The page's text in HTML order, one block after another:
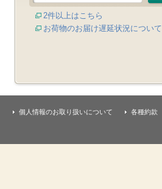
2件以上はこちら
お荷物のお届け遅延状況について
個人情報のお取り扱いについて 各種約款